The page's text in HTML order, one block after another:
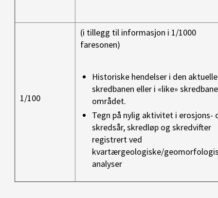
1/100
(i tillegg til informasjon i 1/1000
faresonen)
Historiske hendelser i den aktuelle
skredbanen eller i «like»
området.
Tegn på nylig aktivitet i erosjons-
skredsår, skredløp og skredvifter
registrert ved
kvartærgeologiske/
analyser